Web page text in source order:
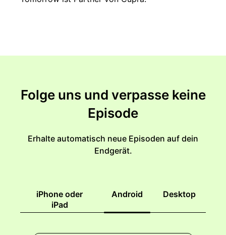
Folge uns und verpasse keine
Episode
Erhalte automatisch neue Episoden auf dein
Endgerät.
iPhone oder
iPad
Android Desktop